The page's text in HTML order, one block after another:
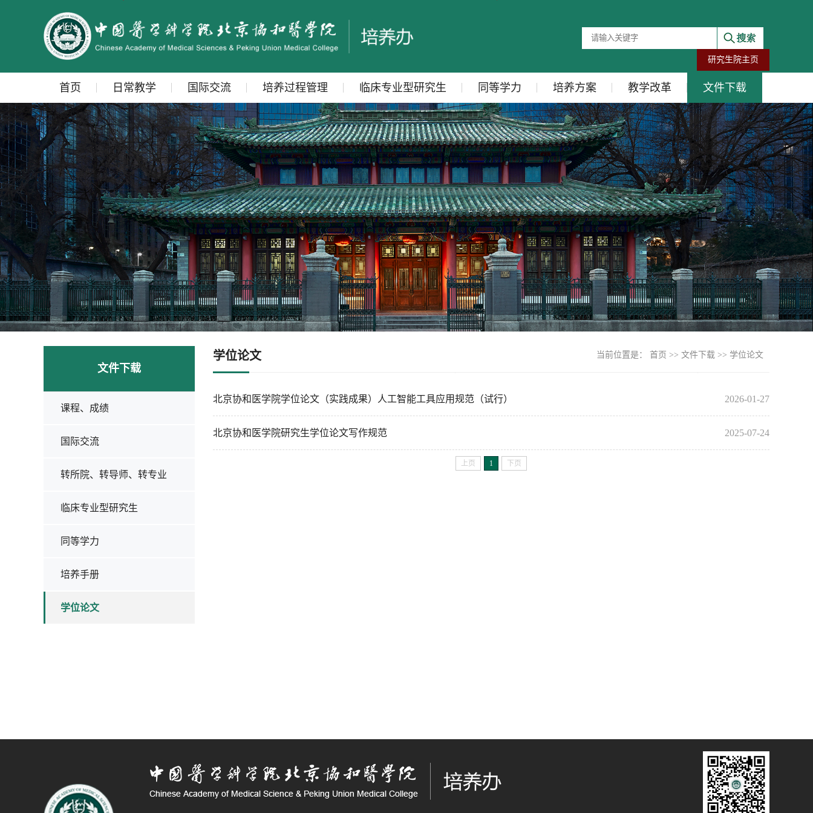
研究生院主页
首页 日常教学 国际交流 培养过程管理 临床专业型研究生 同等学力 培养方案 教学改革 文件下载
文件下载
课程、成绩
国际交流
转所院、转导师、转专业
临床专业型研究生
同等学力
培养手册
学位论文
学位论文 当前位置是： 首页 >> 文件下载 >> 学位论文
2026-01-27
北京协和医学院学位论文（实践成果）人工智能工具应用规范（试行）
2025-07-24
北京协和医学院研究生学位论文写作规范
上页 1 下页